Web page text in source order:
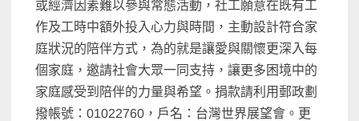
或經濟因素難以參與常態活動，社工願意在既有工
作及工時中額外投入心力與時間，主動設計符合家
庭狀況的陪伴方式，為的就是讓愛與關懷更深入每
個家庭，邀請社會大眾一同支持，讓更多困境中的
家庭感受到陪伴的力量與希望。捐款請利用郵政劃
撥帳號：01022760，戶名：台灣世界展望會。更